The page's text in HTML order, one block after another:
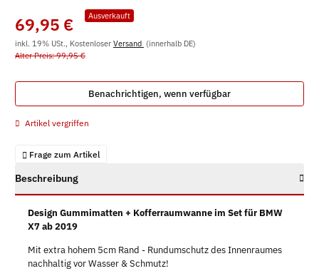
Ausverkauft
69,95 €
inkl. 19% USt., Kostenloser Versand (innerhalb DE)
Alter Preis: 99,95 €
Benachrichtigen, wenn verfügbar
Artikel vergriffen
Frage zum Artikel
Beschreibung
Design Gummimatten + Kofferraumwanne im Set für BMW
X7 ab 2019
Mit extra hohem 5cm Rand - Rundumschutz des Innenraumes
nachhaltig vor Wasser & Schmutz!